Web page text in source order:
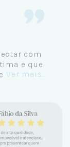
em
amei
925,
fiel
tem